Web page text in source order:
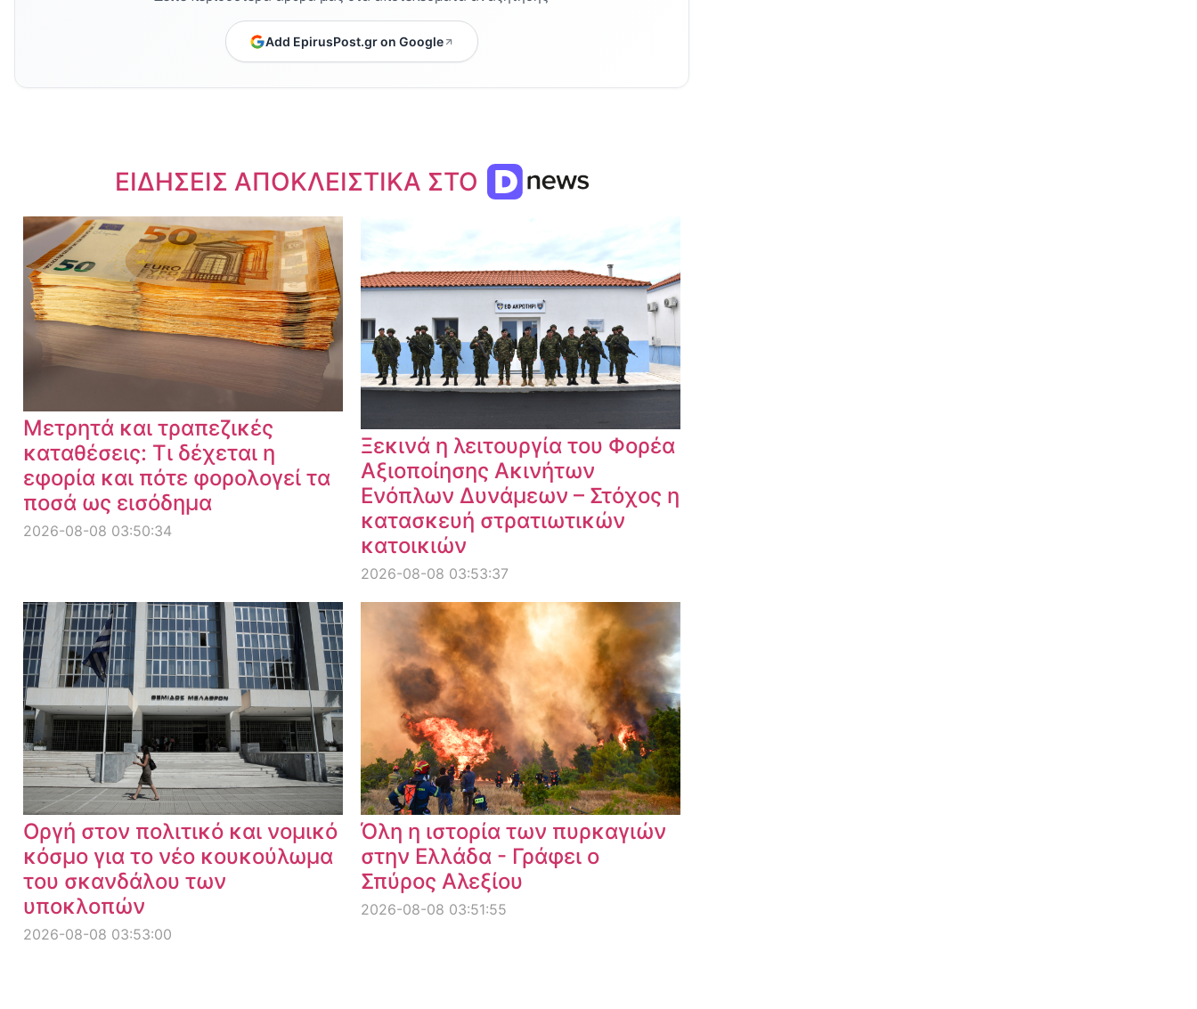
Add EpirusPost.gr on Google
ΕΙΔΗΣΕΙΣ ΑΠΟΚΛΕΙΣΤΙΚΑ ΣΤΟ
Dnews.gr
Μετρητά και τραπεζικές
καταθέσεις: Τι δέχεται η
εφορία και πότε φορολογεί τα
ποσά ως εισόδημα
2026-08-08 03:50:34
Ξεκινά η λειτουργία του Φορέα
Αξιοποίησης Ακινήτων
Ενόπλων Δυνάμεων – Στόχος η
κατασκευή στρατιωτικών
κατοικιών
2026-08-08 03:53:37
Οργή στον πολιτικό και νομικό
κόσμο για το νέο κουκούλωμα
του σκανδάλου των
υποκλοπών
2026-08-08 03:53:00
Όλη η ιστορία των πυρκαγιών
στην Ελλάδα - Γράφει ο
Σπύρος Αλεξίου
2026-08-08 03:51:55